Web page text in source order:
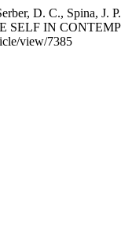
D. C., Spina,
SELF IN
view/7385